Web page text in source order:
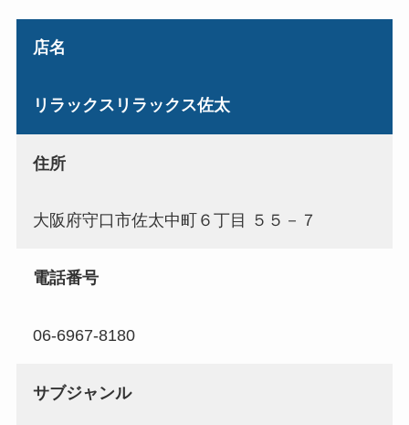
店名
リラックスリラックス佐太
住所
大阪府守口市佐太中町６丁目 ５５－７
電話番号
06-6967-8180
サブジャンル